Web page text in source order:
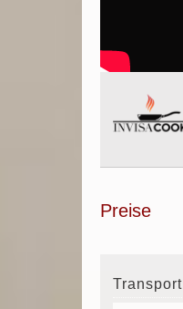
Preise
Transport